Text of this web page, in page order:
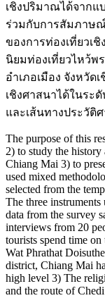
เชิงปริมาณได้จากแ
ร่วมกับการสัมภาษ
ของการท่องเที่ยวเ
นิยมท่องเที่ยวไหว้พ
อำเภอเมือง จังหวั
เชิงศาสนาได้ในระ
และเส้นทางประวัติ
The purpose of this
2) to study the
Chiang Mai 3) to
used mixed
selected from the
The three
data from the survey
interviews from 20
tourists spend time
Wat Phrathat
district, Chiang Mai
high level 3) The
and the route of